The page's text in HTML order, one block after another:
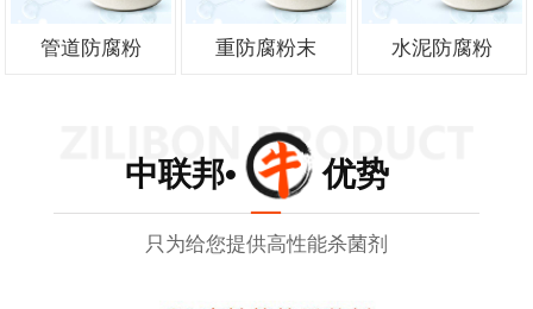
管道防腐粉 重防腐粉末 水泥防腐粉
中联邦• 优势
只为给您提供高性能杀菌剂